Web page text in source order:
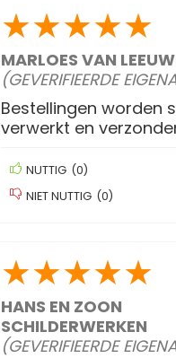
★★★★★
MARLOES VAN
(GEVERIFIEERDE
Bestellingen worden
verwerkt en
NUTTIG (0)
NIET NUTTIG (0)
★★★★★
HANS EN ZOON
SCHILDERWERKEN
(GEVERIFIEERDE